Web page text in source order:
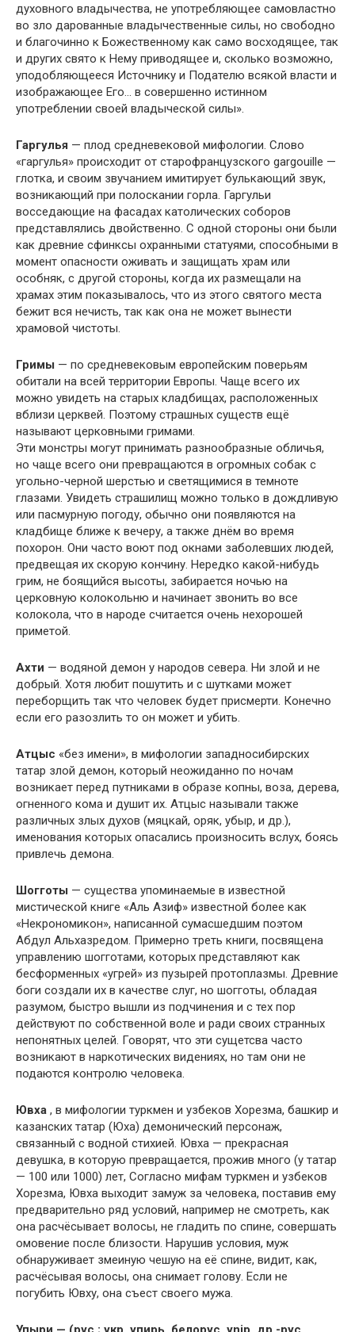
духовного владычества, не употребляющее самовластно
во зло дарованные владычественные силы, но свободно
и благочинно к Божественному как само восходящее, так
и других свято к Нему приводящее и, сколько возможно,
уподобляющееся Источнику и Подателю всякой власти и
изображающее Его… в совершенно истинном
употреблении своей владыческой силы».
Гаргулья — плод средневековой мифологии. Слово
«гаргулья» происходит от старофранцузского gargouille —
глотка, и своим звучанием имитирует булькающий звук,
возникающий при полоскании горла. Гаргульи
восседающие на фасадах католических соборов
представлялись двойственно. С одной стороны они были
как древние сфинксы охранными статуями, способными в
момент опасности оживать и защищать храм или
особняк, с другой стороны, когда их размещали на
храмах этим показывалось, что из этого святого места
бежит вся нечисть, так как она не может вынести
храмовой чистоты.
Гримы — по средневековым европейским поверьям
обитали на всей территории Европы. Чаще всего их
можно увидеть на старых кладбищах, расположенных
вблизи церквей. Поэтому страшных существ ещё
называют церковными гримами.
Эти монстры могут принимать разнообразные обличья,
но чаще всего они превращаются в огромных собак с
угольно-черной шерстью и светящимися в темноте
глазами. Увидеть страшилищ можно только в дождливую
или пасмурную погоду, обычно они появляются на
кладбище ближе к вечеру, а также днём во время
похорон. Они часто воют под окнами заболевших людей,
предвещая их скорую кончину. Нередко какой-нибудь
грим, не боящийся высоты, забирается ночью на
церковную колокольню и начинает звонить во все
колокола, что в народе считается очень нехорошей
приметой.
Ахти — водяной демон у народов севера. Ни злой и не
добрый. Хотя любит пошутить и с шутками может
переборщить так что человек будет присмерти. Конечно
если его разозлить то он может и убить.
Атцыс «без имени», в мифологии западносибирских
татар злой демон, который неожиданно по ночам
возникает перед путниками в образе копны, воза, дерева,
огненного кома и душит их. Атцыс называли также
различных злых духов (мяцкай, оряк, убыр, и др.),
именования которых опасались произносить вслух, боясь
привлечь демона.
Шогготы — существа упоминаемые в известной
мистической книге «Аль Азиф» известной более как
«Некрономикон», написанной сумасшедшим поэтом
Абдул Альхазредом. Примерно треть книги, посвящена
управлению шогготами, которых представляют как
бесформенных «угрей» из пузырей протоплазмы. Древние
боги создали их в качестве слуг, но шогготы, обладая
разумом, быстро вышли из подчинения и с тех пор
действуют по собственной воле и ради своих странных
непонятных целей. Говорят, что эти сущетсва часто
возникают в наркотических видениях, но там они не
подаются контролю человека.
Ювха , в мифологии туркмен и узбеков Хорезма, башкир и
казанских татар (Юха) демонический персонаж,
связанный с водной стихией. Ювха — прекрасная
девушка, в которую превращается, прожив много (у татар
— 100 или 1000) лет, Согласно мифам туркмен и узбеков
Хорезма, Ювха выходит замуж за человека, поставив ему
предварительно ряд условий, например не смотреть, как
она расчёсывает волосы, не гладить по спине, совершать
омовение после близости. Нарушив условия, муж
обнаруживает змеиную чешую на её спине, видит, как,
расчёсывая волосы, она снимает голову. Если не
погубить Ювху, она съест своего мужа.